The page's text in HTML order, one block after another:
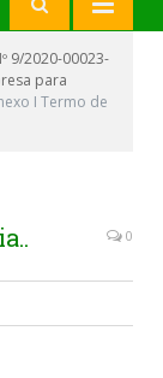
9/2020-00023-
para
I Termo de
0